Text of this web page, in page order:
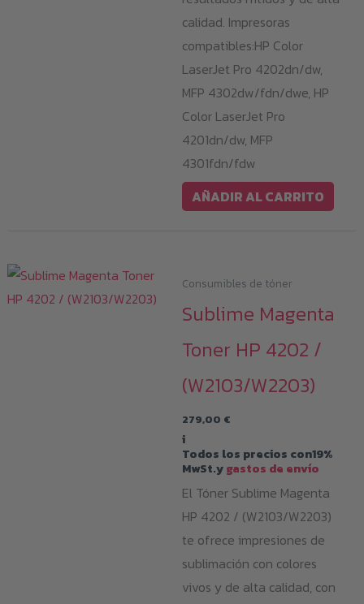
calidad. Impresoras
compatibles:HP Color
LaserJet Pro 4202dn/dw,
MFP 4302dw/fdn/dwe, HP
Color LaserJet Pro
4201dn/dw, MFP
4301fdn/fdw
AÑADIR AL CARRITO
Consumibles de tóner
Sublime Magenta
Toner HP 4202 /
(W2103/W2203)
279,00 €
i
Todos los precios con19%
MwSt.ygastos de envío
El Tóner Sublime Magenta
HP 4202 / (W2103/W2203)
te ofrece impresiones de
sublimación con colores
vivos y de alta calidad, con